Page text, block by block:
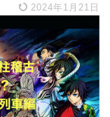
2024年1月21日